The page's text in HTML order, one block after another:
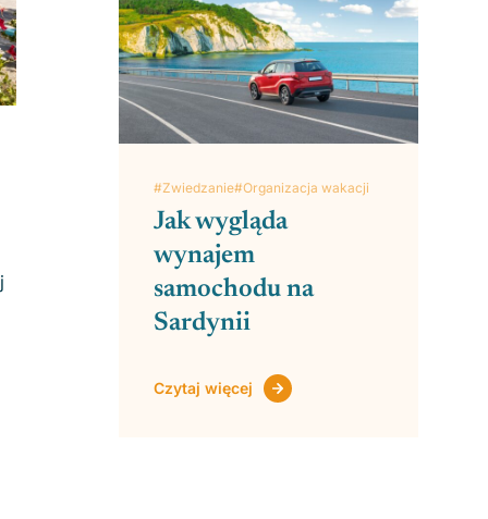
#Zwiedzanie#Organizacja wakacji
Jak wygląda
wynajem
samochodu na
Sardynii
Czytaj więcej